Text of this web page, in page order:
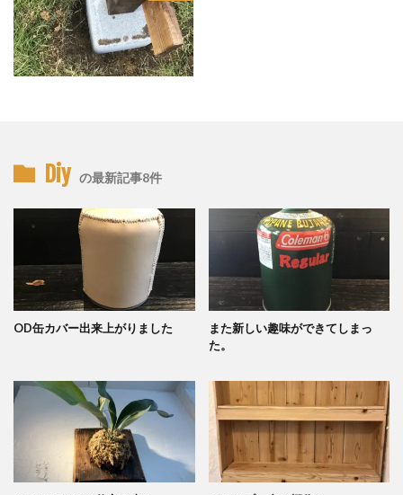
Diy の最新記事8件
OD缶カバー出来上がりました
また新しい趣味ができてしまっ
た。